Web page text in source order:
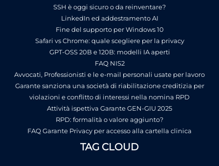
SSH è oggi sicuro o da reinventare?
LinkedIn ed addestramento AI
Fine del supporto per Windows 10
Safari vs Chrome: quale scegliere per la privacy
GPT-OSS 20B e 120B: modelli IA aperti
FAQ NIS2
Avvocati, Professionisti e le e-mail personali usate per lavoro
Garante sanziona una società di riabilitazione creditizia per
violazioni e conflitto di interessi nella nomina RPD
Attività ispettiva Garante GEN-GIU 2025
RPD: formalità o valore aggiunto?
FAQ Garante Privacy per accesso alla cartella clinica
TAG CLOUD